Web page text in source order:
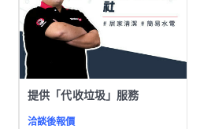
提供「代收垃圾」服務
洽談後報價